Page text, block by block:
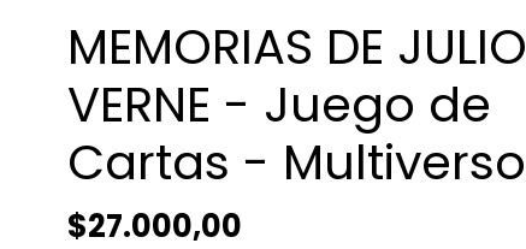
MEMORIAS DE JULIO
VERNE - Juego de
Cartas - Multiverso
$27.000,00